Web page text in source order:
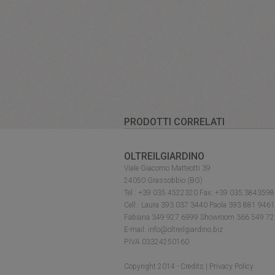
PRODOTTI CORRELATI
OLTREILGIARDINO
Viale Giacomo Matteotti 39
24050 Grassobbio (BG)
Tel.: +39 035.4522320 Fax: +39 035.3843598
Cell.: Laura 393 037 3440 Paola 393 881
Fabiana 349 927 6999 Showroom 366 549
E-mail: info@oltreilgiardino.biz
P.IVA 03324250160
Copyright 2014 - Credits Privacy Policy